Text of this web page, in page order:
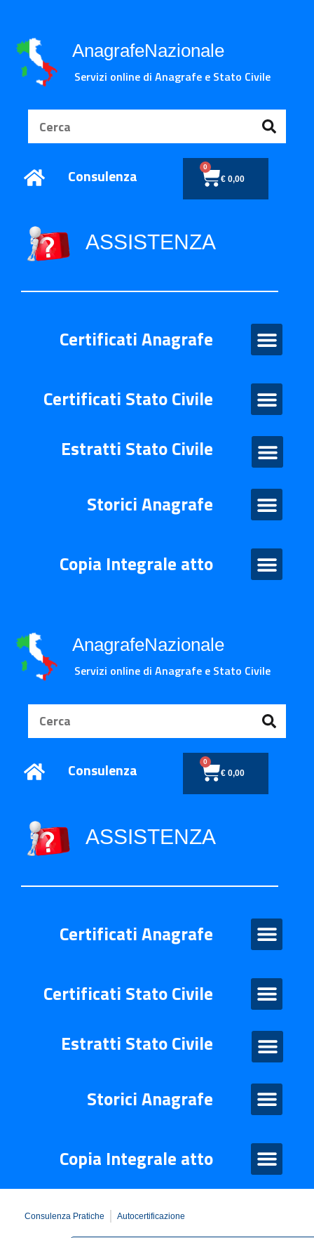
AnagrafeNazionale
Servizi online di Anagrafe e Stato Civile
Consulenza €0,00
0
ASSISTENZA
Certificati Anagrafe
Certificati Stato Civile
Estratti Stato Civile
Storici Anagrafe
Copia Integrale atto
AnagrafeNazionale
Servizi online di Anagrafe e Stato Civile
Consulenza €0,00
0
ASSISTENZA
Certificati Anagrafe
Certificati Stato Civile
Estratti Stato Civile
Storici Anagrafe
Copia Integrale atto
Consulenza Pratiche Autocertificazione